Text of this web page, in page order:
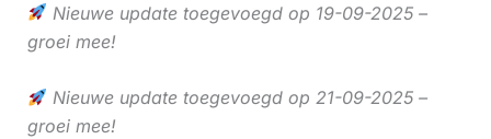
Nieuwe update toegevoegd op 19-09-2025 –
groei mee!
Nieuwe update toegevoegd op 21-09-2025 –
groei mee!